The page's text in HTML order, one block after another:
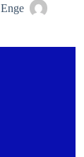
Enge